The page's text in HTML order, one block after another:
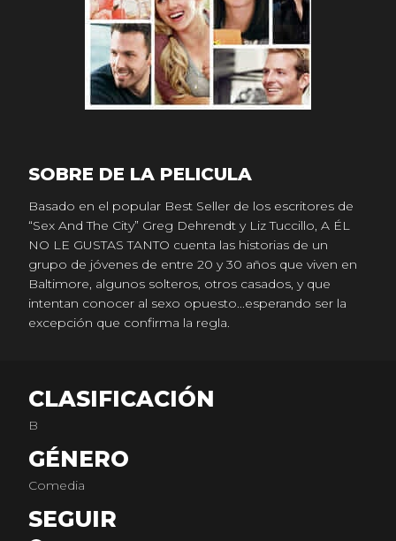
SOBRE DE LA PELICULA
Basado en el popular Best Seller de los escritores de
“Sex And The City” Greg Dehrendt y Liz Tuccillo, A ÉL
NO LE GUSTAS TANTO cuenta las historias de un
grupo de jóvenes de entre 20 y 30 años que viven en
Baltimore, algunos solteros, otros casados, y que
intentan conocer al sexo opuesto...esperando ser la
excepción que confirma la regla.
CLASIFICACIÓN
B
GÉNERO
Comedia
SEGUIR